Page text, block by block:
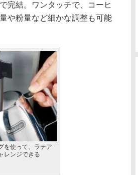
完結。ワンタッチで、コーヒ
や粉量など細かな調整も可能
を使って、ラテア
レンジできる